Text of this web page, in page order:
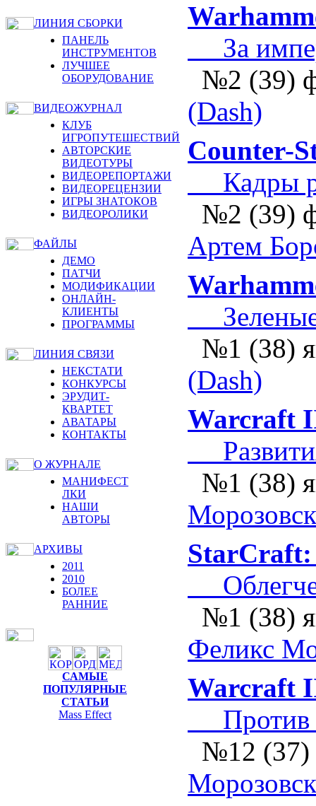
ЛИНИЯ СБОРКИ
ПАНЕЛЬ
ИНСТРУМЕНТОВ
ЛУЧШЕЕ
ОБОРУДОВАНИЕ
ВИДЕОЖУРНАЛ
КЛУБ
ИГРОПУТЕШЕСТВИЙ
АВТОРСКИЕ
ВИДЕОТУРЫ
ВИДЕОРЕПОРТАЖИ
ВИДЕОРЕЦЕНЗИИ
ИГРЫ ЗНАТОКОВ
ВИДЕОРОЛИКИ
ФАЙЛЫ
ДЕМО
ПАТЧИ
МОДИФИКАЦИИ
ОНЛАЙН-
КЛИЕНТЫ
ПРОГРАММЫ
ЛИНИЯ СВЯЗИ
НЕКСТАТИ
КОНКУРСЫ
ЭРУДИТ-
КВАРТЕТ
АВАТАРЫ
КОНТАКТЫ
О ЖУРНАЛЕ
МАНИФЕСТ
ЛКИ
НАШИ
АВТОРЫ
АРХИВЫ
2011
2010
БОЛЕЕ
РАННИЕ
САМЫЕ
ПОПУЛЯРНЫЕ
СТАТЬИ
Mass Effect
За
№2 (39)
(Dash)
Counter-
Кадры
№2 (39)
Артем
№1 (38)
(Dash)
Warcraft
№1 (38)
№1 (38)
Феликс
Warcraft
Против
№12 (37)